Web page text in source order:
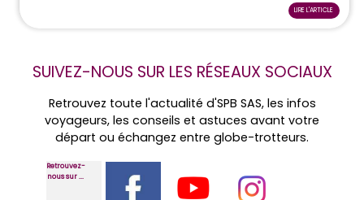
LIRE L'ARTICLE
SUIVEZ-NOUS SUR LES RÉSEAUX SOCIAUX
Retrouvez toute l'actualité d'SPB SAS, les infos
voyageurs, les conseils et astuces avant votre
départ ou échangez entre globe-trotteurs.
Retrouvez-
nous sur ...